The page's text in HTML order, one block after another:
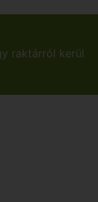
raktárról kerül